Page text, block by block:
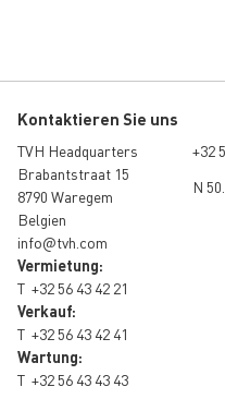
Kontaktieren Sie uns
TVH Headquarters
Brabantstraat 15
8790 Waregem
Belgien
info@tvh.com
Vermietung:
T +32 56 43 42 21
Verkauf:
T +32 56 43 42 41
Wartung:
T +32 56 43 43 43
+32
N